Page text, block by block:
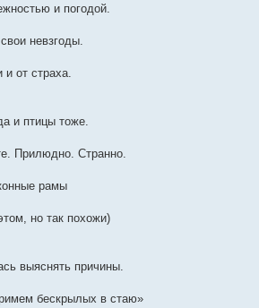
и погодой.
невзгоды.
от страха.
и птицы тоже.
Прилюдно. Странно.
рамы
но так похожи)
выяснять причины.
бескрылых в стаю»